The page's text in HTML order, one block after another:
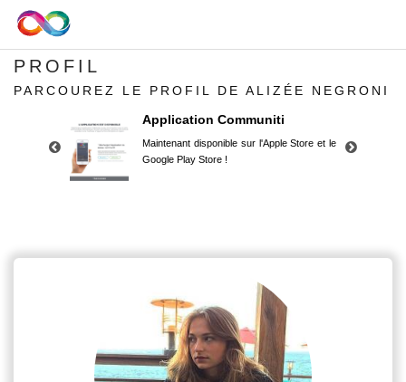
PROFIL
PARCOUREZ LE PROFIL DE ALIZÉE NEGRONI
Application Communiti
Maintenant disponible sur l'Apple Store et le
Google Play Store !